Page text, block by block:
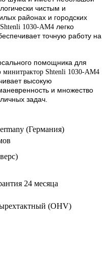
чистым и
районах и городских
1030-AM4 легко
точную работу на
помощника для
минитрактор Shtenli 1030-AM4
высокую
и множество
задач.
(Германия)
24 месяца
(OHV)